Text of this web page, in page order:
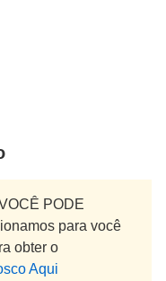
PODE
para você
obter o
Aqui